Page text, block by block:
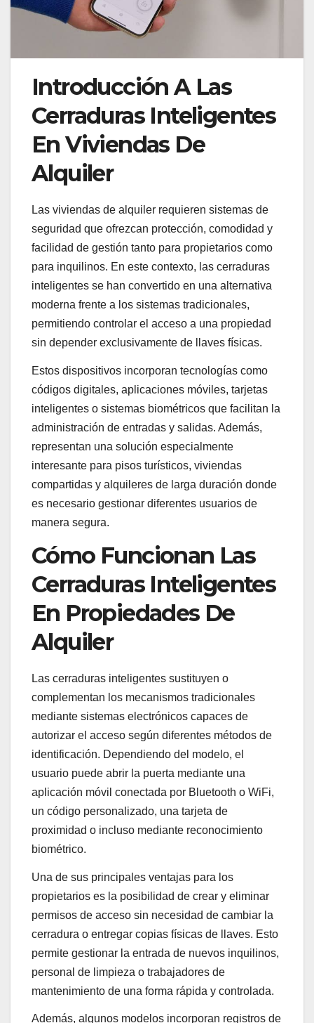
Introducción A Las
Cerraduras Inteligentes
En Viviendas De
Alquiler
Las viviendas de alquiler requieren sistemas de
seguridad que ofrezcan protección, comodidad y
facilidad de gestión tanto para propietarios como
para inquilinos. En este contexto, las cerraduras
inteligentes se han convertido en una alternativa
moderna frente a los sistemas tradicionales,
permitiendo controlar el acceso a una propiedad
sin depender exclusivamente de llaves físicas.
Estos dispositivos incorporan tecnologías como
códigos digitales, aplicaciones móviles, tarjetas
inteligentes o sistemas biométricos que facilitan la
administración de entradas y salidas. Además,
representan una solución especialmente
interesante para pisos turísticos, viviendas
compartidas y alquileres de larga duración donde
es necesario gestionar diferentes usuarios de
manera segura.
Cómo Funcionan Las
Cerraduras Inteligentes
En Propiedades De
Alquiler
Las cerraduras inteligentes sustituyen o
complementan los mecanismos tradicionales
mediante sistemas electrónicos capaces de
autorizar el acceso según diferentes métodos de
identificación. Dependiendo del modelo, el
usuario puede abrir la puerta mediante una
aplicación móvil conectada por Bluetooth o WiFi,
un código personalizado, una tarjeta de
proximidad o incluso mediante reconocimiento
biométrico.
Una de sus principales ventajas para los
propietarios es la posibilidad de crear y eliminar
permisos de acceso sin necesidad de cambiar la
cerradura o entregar copias físicas de llaves. Esto
permite gestionar la entrada de nuevos inquilinos,
personal de limpieza o trabajadores de
mantenimiento de una forma rápida y controlada.
Además, algunos modelos incorporan registros de